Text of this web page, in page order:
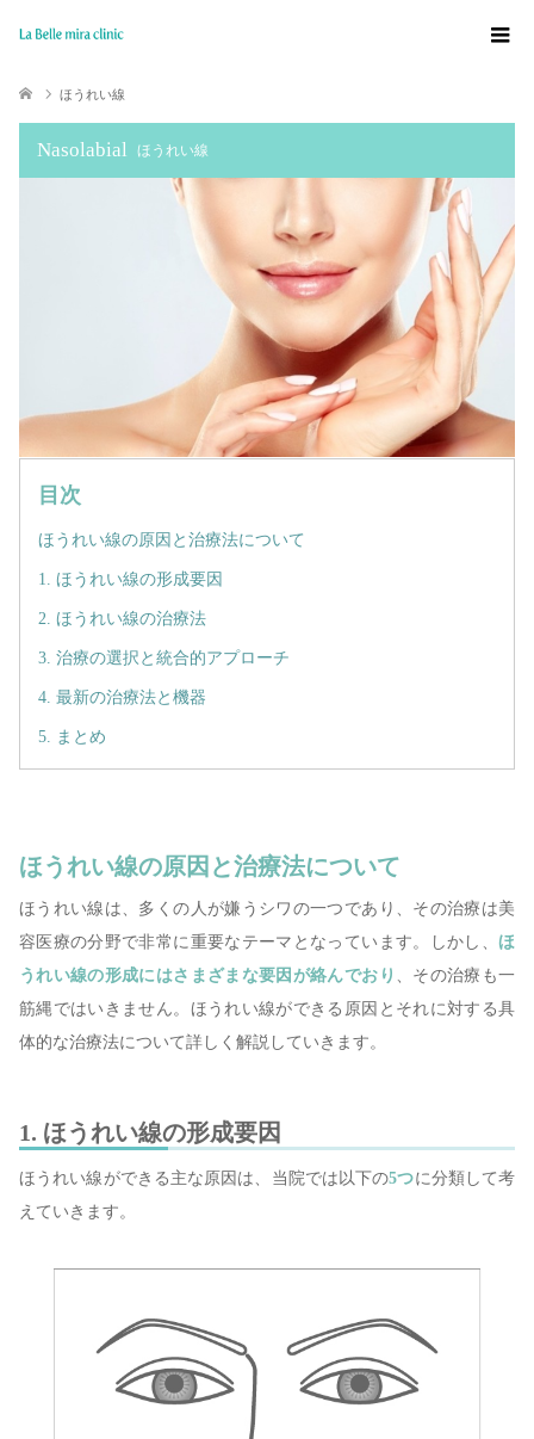
ほうれい線
Nasolabial ほうれい線
目次
ほうれい線の原因と治療法について
1. ほうれい線の形成要因
2. ほうれい線の治療法
3. 治療の選択と統合的アプローチ
4. 最新の治療法と機器
5. まとめ
ほうれい線の原因と治療法について
ほうれい線は、多くの人が嫌うシワの一つであり、その治療は美
容医療の分野で非常に重要なテーマとなっています。しかし、 ほ
うれい線の形成にはさまざまな要因が絡んでおり 、その治療も一
筋縄ではいきません。ほうれい線ができる原因とそれに対する具
体的な治療法について詳しく解説していきます。
1. ほうれい線の形成要因
ほうれい線ができる主な原因は、当院では以下の5つに分類して考
えていきます。